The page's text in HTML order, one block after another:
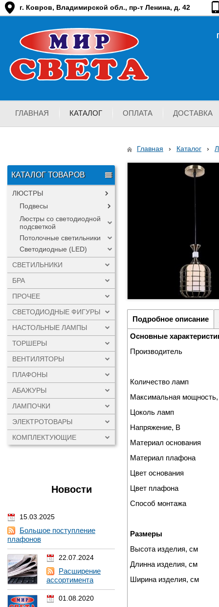
г. Ковров, Владимирской обл., пр-т Ленина, д. 42
ГЛАВНАЯ КАТАЛОГ ОПЛАТА ДОСТАВКА
КАТАЛОГ ТОВАРОВ
ЛЮСТРЫ
Подвесы
Люстры со светодиодной
подсветкой
Потолочные светильники
Светодиодные (LED)
СВЕТИЛЬНИКИ
БРА
ПРОЧЕЕ
СВЕТОДИОДНЫЕ ФИГУРЫ
НАСТОЛЬНЫЕ ЛАМПЫ
ТОРШЕРЫ
ВЕНТИЛЯТОРЫ
ПЛАФОНЫ
АБАЖУРЫ
ЛАМПОЧКИ
ЭЛЕКТРОТОВАРЫ
КОМПЛЕКТУЮЩИЕ
Новости
15.03.2025
Большое поступление
плафонов
22.07.2024
Расширение
ассортимента
01.08.2020
Главная › Каталог ›
Подробное описание
Основные
Производитель
Количество ламп
Максимальная
Цоколь ламп
Напряжение, В
Материал основания
Материал плафона
Цвет основания
Цвет плафона
Способ монтажа
Размеры
Высота изделия, см
Длинна изделия, см
Ширина изделия, см